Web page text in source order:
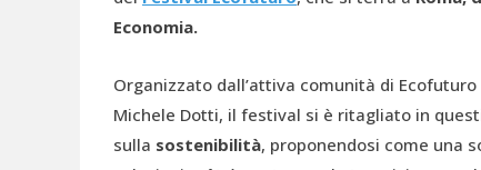
Economia.
Organizzato dall’attiva comunità di
Michele Dotti, il festival si è ritagliato in
sulla sostenibilità, proponendosi come una